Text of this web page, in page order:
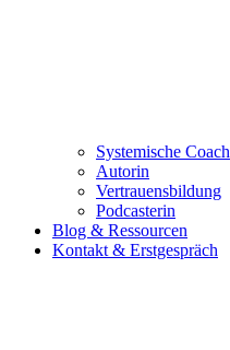
Systemische Coach
Autorin
Vertrauensbildung
Podcasterin
Blog & Ressourcen
Kontakt & Erstgespräch